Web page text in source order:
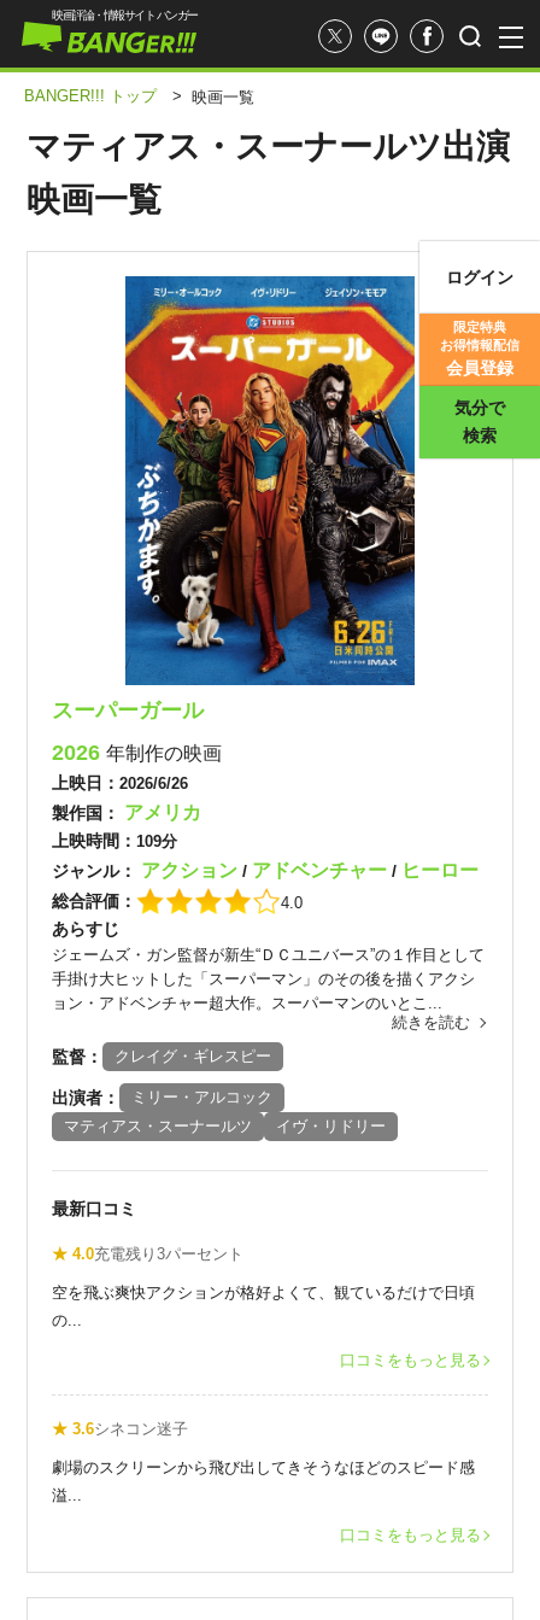
映画記事
映画評価
映画評論・情報サイト バンガー
ログイン
限定特典
お得情報配信
会員登録
気分で
検索
BANGER!!! トップ > 映画一覧
マティアス・スーナールツ出演
映画一覧
スーパーガール
2026年制作の映画
上映日：2026/6/26
製作国： アメリカ
上映時間：109分
ジャンル： アクション/ アドベンチャー/ ヒーロー
総合評価： 4.0
あらすじ
ジェームズ・ガン監督が新生“ＤＣユニバース”の１作目として
手掛け大ヒットした「スーパーマン」のその後を描くアクシ
ョン・アドベンチャー超大作。スーパーマンのいとこ...
続きを読む
監督： クレイグ・ギレスピー
出演者：
ミリー・アルコック
マティアス・スーナールツ
イヴ・リドリー
最新口コミ
★ 4.0充電残り3パーセント
空を飛ぶ爽快アクションが格好よくて、観ているだけで日頃
の...
口コミをもっと見る
★ 3.6シネコン迷子
劇場のスクリーンから飛び出してきそうなほどのスピード感
溢...
口コミをもっと見る